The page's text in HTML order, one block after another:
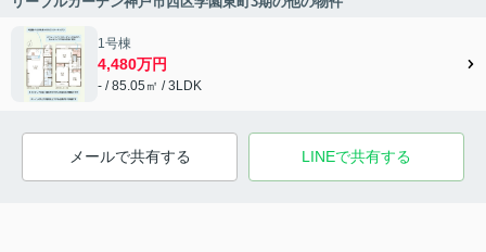
1号棟
4,480万円
- / 85.05㎡ / 3LDK
メールで共有する LINEで共有する